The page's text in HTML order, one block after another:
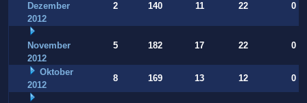
Dezember
2012
2 140 11 22 0
November
2012
5 182 17 22 0
Oktober
2012
8 169 13 12 0